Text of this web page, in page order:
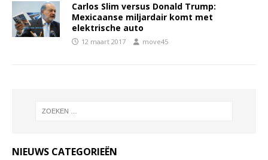
Carlos Slim versus Donald Trump:
Mexicaanse miljardair komt met
elektrische auto
12 maart 2017 move45
NIEUWS CATEGORIEËN